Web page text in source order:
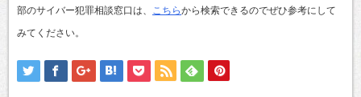
部のサイバー犯罪相談窓口は、
こちらから検索できるのでぜひ参考にして
みてください。